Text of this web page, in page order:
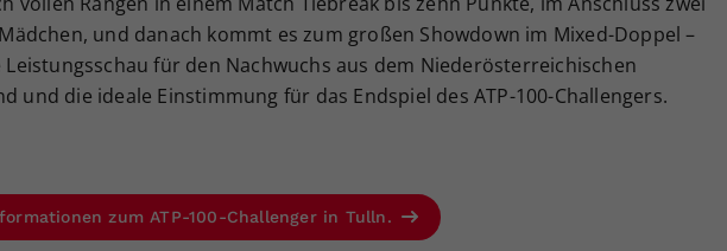
und danach kommt es zum großen Showdown im Mixed-Doppel –
Leistungsschau für den Nachwuchs aus dem Niederösterreichischen
und die ideale Einstimmung für das Endspiel des ATP-100-Challengers.
zum ATP-100-Challenger in Tulln.